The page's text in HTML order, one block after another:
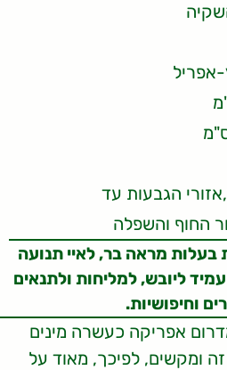
אפריל
הגבעות עד
בעלות מראה בר, לאיי תנועה
ליובש, למליחות ולתנאים
וחיפושיות.
אפריקה כעשרה מינים
ומקשים, לפיכך, מאוד על